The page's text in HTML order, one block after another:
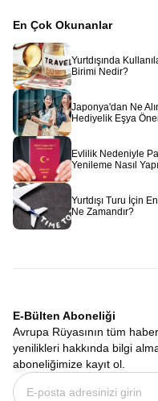
En Çok Okunanlar
Yurtdışında
Birimi Nedir?
Japonya'dan Ne
Hediyelik Eşya
Evlilik Nedeniyle
Yenileme Nasıl
Yurtdışı Turu İçin
Ne Zamandır?
E-Bülten Aboneliği
Avrupa Rüyasının tüm
yenilikleri hakkında bilgi
aboneliğimize kayıt ol.